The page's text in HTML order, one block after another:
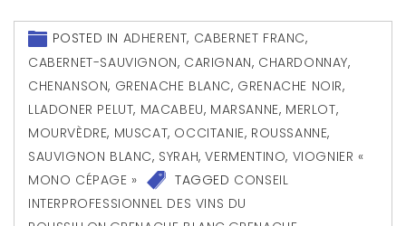
POSTED IN ADHERENT, CABERNET FRANC,
CABERNET-SAUVIGNON, CARIGNAN, CHARDONNAY,
CHENANSON, GRENACHE BLANC, GRENACHE NOIR,
LLADONER PELUT, MACABEU, MARSANNE, MERLOT,
MOURVÈDRE, MUSCAT, OCCITANIE, ROUSSANNE,
SAUVIGNON BLANC, SYRAH,VERMENTINO, VIOGNIER «
MONO CÉPAGE »
TAGGED CONSEIL
INTERPROFESSIONNEL DES VINS DU